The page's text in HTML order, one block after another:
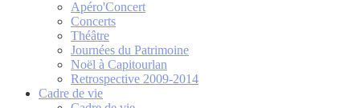
Apéro'Concert
Concerts
Théâtre
Journées du Patrimoine
Noël à Capitourlan
Retrospective 2009-2014
Cadre de vie